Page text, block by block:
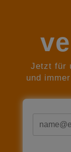
Jetzt für
und